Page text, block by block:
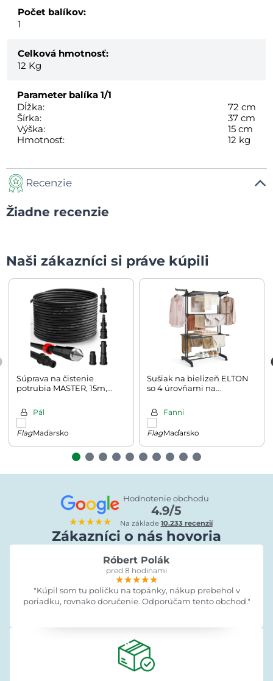
Počet balíkov:
1
Celková hmotnosť:
12 Kg
Parameter balíka 1/1
Dĺžka:
72 cm
Šírka:
37 cm
Výška:
15 cm
Hmotnosť:
12 kg
Recenzie
Žiadne recenzie
Naši zákazníci si práve kúpili
Súprava na čistenie
potrubia MASTER, 15m,
Pál
Maďarsko
Sušiak na bielizeň ELTON
so 4 úrovňami na
čiernaFanni
Maďarsko
★★★★★
Hodnotenie obchodu
4.9/5
Na základe 10.233 recenzií
Zákazníci o nás hovoria
Róbert Polák
pred 8 hodinami
★★★★★
★★★★★
★★★★★
"Kúpil som tu poličku na topánky, nákup prebehol v
poriadku, rovnako doručenie. Odporúčam tento obchod."